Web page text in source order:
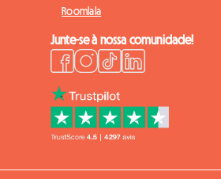
Roomlala
Junte-se à nossa comunidade!